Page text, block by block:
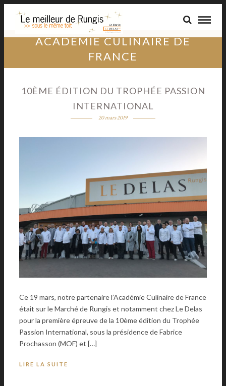
ACADÉMIE CULINAIRE DE
FRANCE
10ÈME ÉDITION DU TROPHÉE PASSION
INTERNATIONAL
20 mars 2019
Ce 19 mars, notre partenaire l’Académie Culinaire de France
était sur le Marché de Rungis et notamment chez Le Delas
pour la première épreuve de la 10ème édition du Trophée
Passion International, sous la présidence de Fabrice
Prochasson (MOF) et […]
LIRE LA SUITE